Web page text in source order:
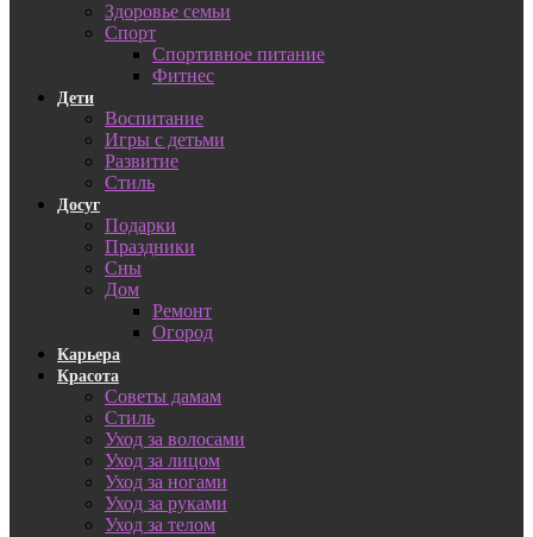
Здоровье семьи
Спорт
Спортивное питание
Фитнес
Дети
Воспитание
Игры с детьми
Развитие
Стиль
Досуг
Подарки
Праздники
Сны
Дом
Ремонт
Огород
Карьера
Красота
Советы дамам
Стиль
Уход за волосами
Уход за лицом
Уход за ногами
Уход за руками
Уход за телом